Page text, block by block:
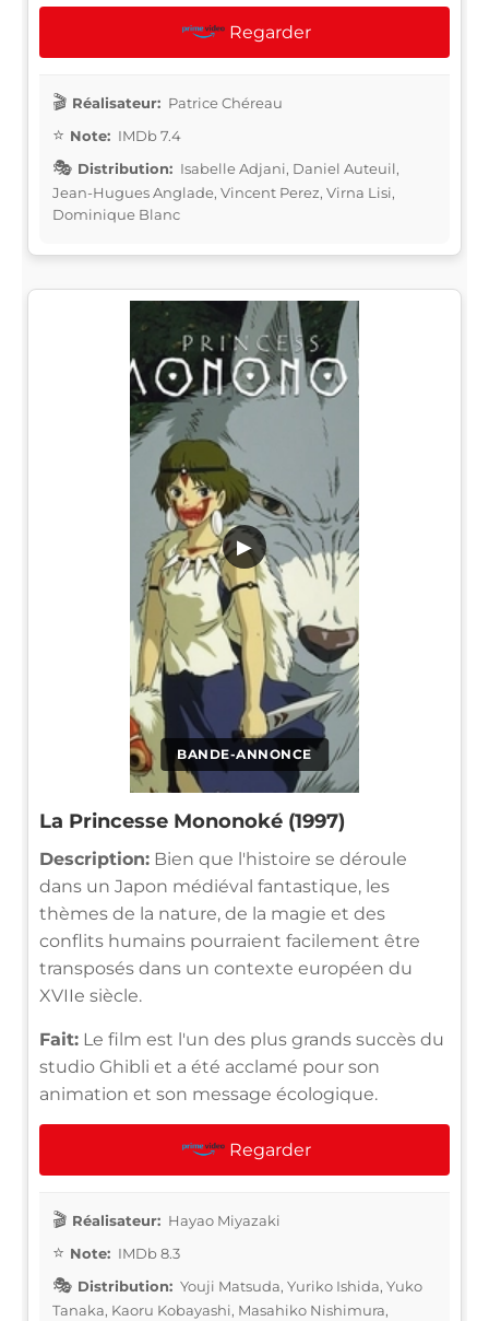
Regarder
Réalisateur: Patrice Chéreau
Note: IMDb 7.4
Distribution: Isabelle Adjani, Daniel Auteuil,
Jean-Hugues Anglade, Vincent Perez, Virna Lisi,
Dominique Blanc
BANDE-ANNONCE
▶
La Princesse Mononoké (1997)
Description: Bien que l'histoire se déroule
dans un Japon médiéval fantastique, les
thèmes de la nature, de la magie et des
conflits humains pourraient facilement être
transposés dans un contexte européen du
XVIIe siècle.
Fait: Le film est l'un des plus grands succès du
studio Ghibli et a été acclamé pour son
animation et son message écologique.
Regarder
Réalisateur: Hayao Miyazaki
Note: IMDb 8.3
Distribution: Youji Matsuda, Yuriko Ishida, Yuko
Tanaka, Kaoru Kobayashi, Masahiko Nishimura,